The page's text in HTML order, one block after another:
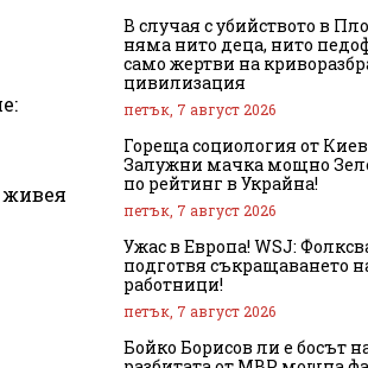
живея
В случая с убийството в
няма нито деца, нито
само жертви на
цивилизация
петък, 7 август 2026
Гореща социология от
Залужни мачка мощно
по рейтинг в Украйна!
петък, 7 август 2026
Ужас в Европа! WSJ:
подготвя съкращаването
работници!
петък, 7 август 2026
Бойко Борисов ли е босът